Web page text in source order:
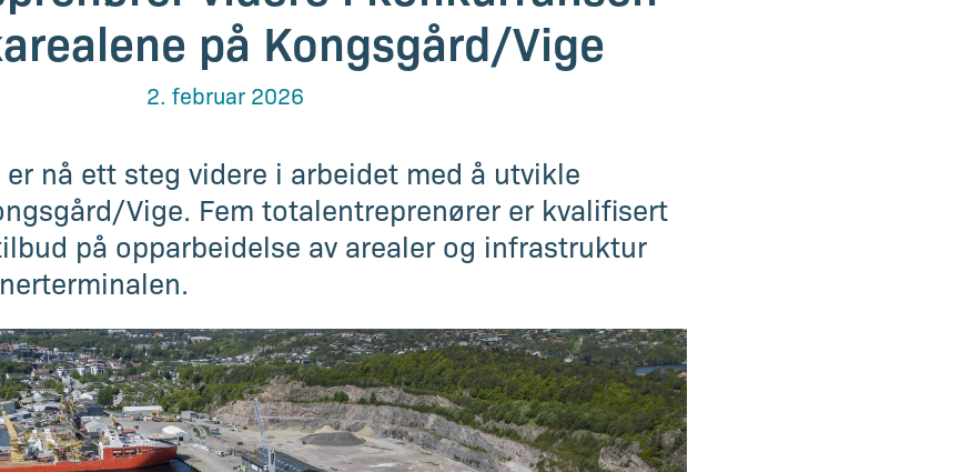
på Kongsgård/Vige
2. februar 2026
nå ett steg videre i arbeidet med å utvikle
Vige. Fem totalentreprenører er kvalifisert
på opparbeidelse av arealer og infrastruktur